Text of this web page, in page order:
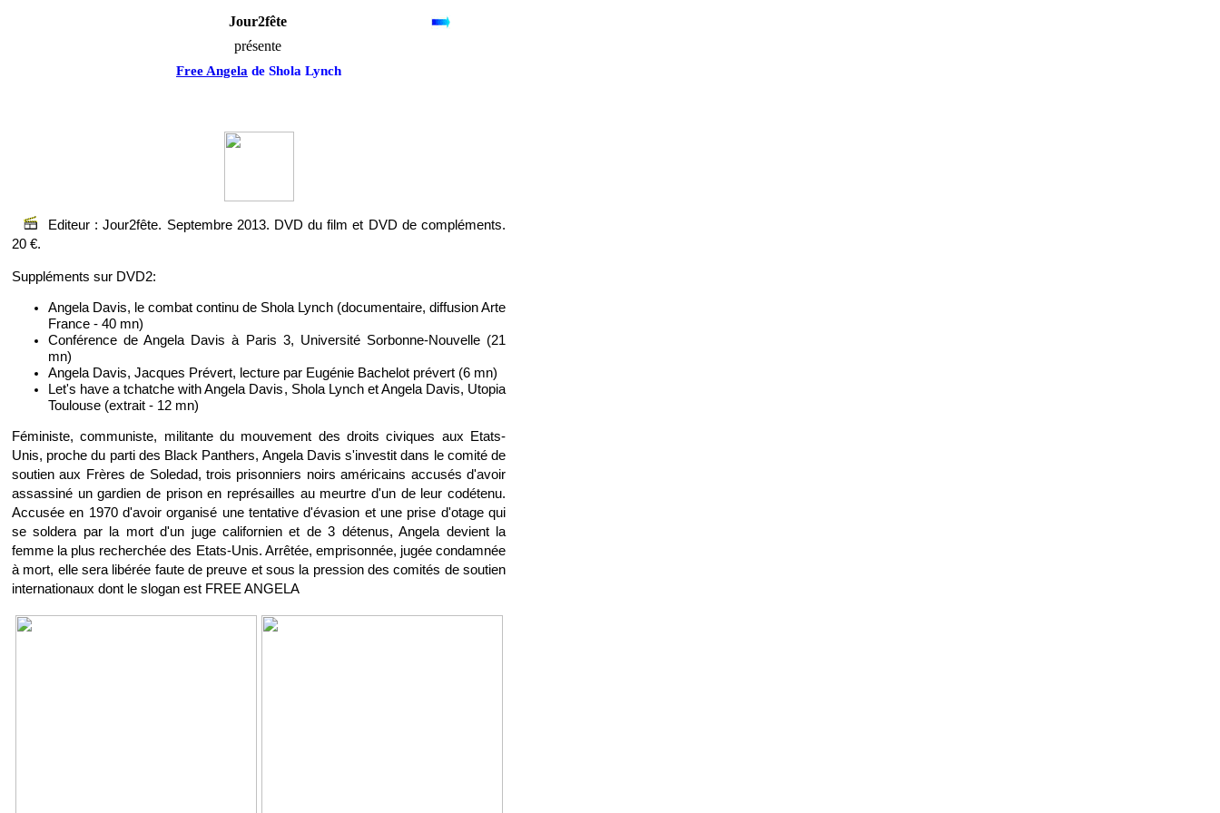
Editeur : Jour2fête. Septembre 2013. DVD du film et DVD de compléments.
20 €.
Suppléments sur DVD2:
Angela Davis, le combat continu de Shola Lynch (documentaire, diffusion Arte
France - 40 mn)
Conférence de Angela Davis à Paris 3, Université Sorbonne-Nouvelle (21
mn)
Angela Davis, Jacques Prévert, lecture par Eugénie Bachelot prévert (6 mn)
Let's have a tchatche with Angela Davis, Shola Lynch et Angela Davis, Utopia
Toulouse (extrait - 12 mn)
Féministe, communiste, militante du mouvement des droits civiques aux Etats-
Unis, proche du parti des Black Panthers, Angela Davis s'investit dans le comité de
soutien aux Frères de Soledad, trois prisonniers noirs américains accusés d'avoir
assassiné un gardien de prison en représailles au meurtre d'un de leur codétenu.
Accusée en 1970 d'avoir organisé une tentative d'évasion et une prise d'otage qui
se soldera par la mort d'un juge californien et de 3 détenus, Angela devient la
femme la plus recherchée des Etats-Unis. Arrêtée, emprisonnée, jugée condamnée
à mort, elle sera libérée faute de preuve et sous la pression des comités de soutien
internationaux dont le slogan est FREE ANGELA
Jour2fête
présente
Free Angela de Shola Lynch